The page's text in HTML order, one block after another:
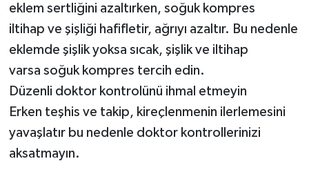
eklem sertliğini azaltırken, soğuk kompres
iltihap ve şişliği hafifletir, ağrıyı azaltır. Bu nedenle
eklemde şişlik yoksa sıcak, şişlik ve iltihap
varsa soğuk kompres tercih edin.
Düzenli doktor kontrolünü ihmal etmeyin
Erken teşhis ve takip, kireçlenmenin ilerlemesini
yavaşlatır bu nedenle doktor kontrollerinizi
aksatmayın.